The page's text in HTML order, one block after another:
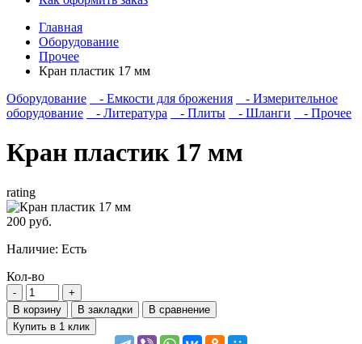
Главная
Оборудование
Прочее
Кран пластик 17 мм
Оборудование
- Емкости для брожения
- Измерительное
оборудование
- Литература - Плиты - Шланги - Прочее
Кран пластик 17 мм
rating
200 руб.
Наличие: Есть
Кол-во
В корзину В закладки
В сравнение
Купить в 1 клик